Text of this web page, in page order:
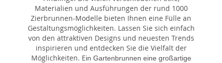
Materialien und Ausführungen der rund 1000
Zierbrunnen-Modelle bieten Ihnen eine Fülle an
Gestaltungsmöglichkeiten. Lassen Sie sich einfach
von den attraktiven Designs und neuesten Trends
inspirieren und entdecken Sie die Vielfalt der
Möglichkeiten. Ein Gartenbrunnen eine großartige